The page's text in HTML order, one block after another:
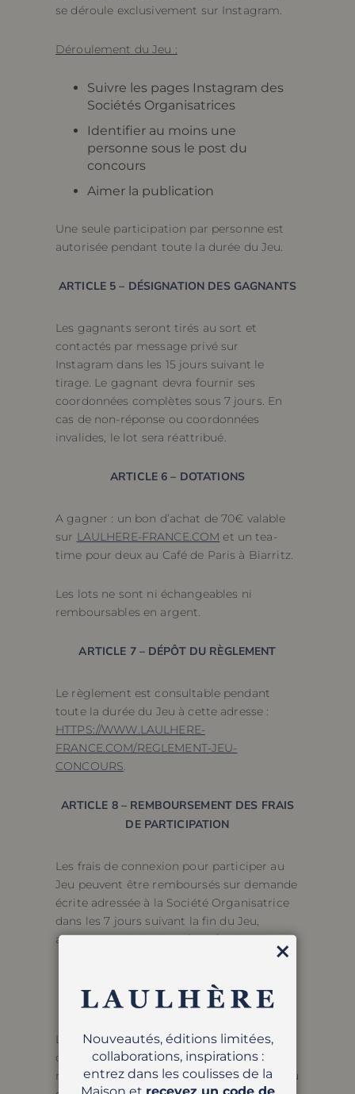
se déroule exclusivement sur Instagram.
Déroulement du Jeu :
Suivre les pages Instagram des
Sociétés Organisatrices
Identifier au moins une
personne sous le post du
concours
Aimer la publication
Une seule participation par personne est
autorisée pendant toute la durée du Jeu.
ARTICLE 5 – DÉSIGNATION DES GAGNANTS
Les gagnants seront tirés au sort et
contactés par message privé sur
Instagram dans les 15 jours suivant le
tirage. Le gagnant devra fournir ses
coordonnées complètes sous 7 jours. En
cas de non-réponse ou coordonnées
invalides, le lot sera réattribué.
ARTICLE 6 – DOTATIONS
A gagner : un bon d’achat de 70€ valable
sur LAULHERE-FRANCE.COM et un tea-
time pour deux au Café de Paris à Biarritz.
Les lots ne sont ni échangeables ni
remboursables en argent.
ARTICLE 7 – DÉPÔT DU RÈGLEMENT
Le règlement est consultable pendant
toute la durée du Jeu à cette adresse :
HTTPS://WWW.LAULHERE-
FRANCE.COM/REGLEMENT-JEU-
CONCOURS.
ARTICLE 8 – REMBOURSEMENT DES FRAIS
DE PARTICIPATION
Les frais de connexion pour participer au
Jeu peuvent être remboursés sur demande
écrite adressée à la Société Organisatrice
dans les 7 jours suivant la fin du Jeu,
accompagnée des justificatifs nécessaires.
PERSONNELLES
Les données des participants sont
collectées conformément au RGPD. Elles
ne seront utilisées qu’à des fins liées au Jeu
Nouveautés, éditions limitées,
collaborations, inspirations :
entrez dans les coulisses de la